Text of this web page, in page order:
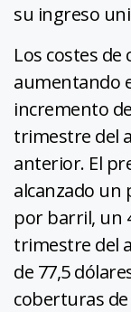
su ingreso
Los costes
aumentando
incremento
trimestre del
anterior. El
alcanzado un
por barril, un
trimestre del
de 77,5
coberturas